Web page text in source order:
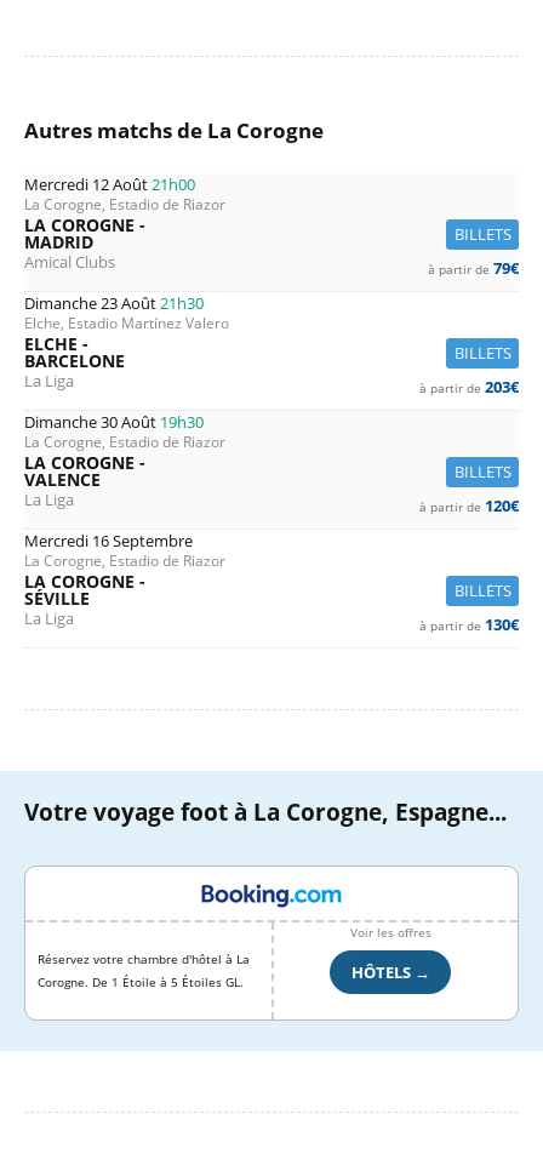
Autres matchs de La Corogne
Mercredi 12 Août21h00
La Corogne, Estadio de Riazor
BILLETS
LA COROGNE -
MADRID
Amical Clubs à partir de 79€
Dimanche 23 Août21h30
Elche, Estadio Martínez Valero
BILLETS
ELCHE -
BARCELONE
La Liga à partir de 203€
Dimanche 30 Août 19h30
La Corogne, Estadio de Riazor
BILLETS
LA COROGNE -
VALENCE
La Liga à partir de 120€
Mercredi 16 Septembre
La Corogne, Estadio de Riazor
BILLETS
LA COROGNE -
SÉVILLE
La Liga à partir de 130€
Votre voyage foot à La Corogne, Espagne...
Réservez votre chambre d'hôtel à La
Corogne. De 1 Étoile à 5 Étoiles GL.
Voir les offres
HÔTELS →